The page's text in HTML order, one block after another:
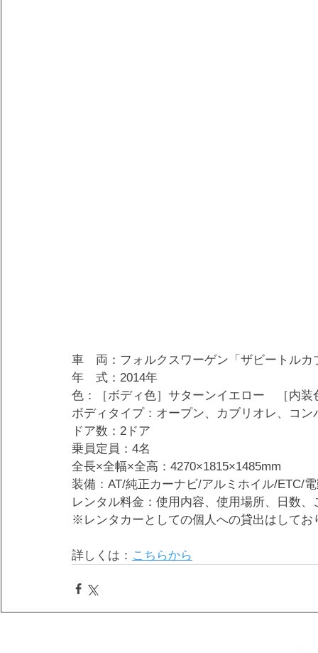
車　両：フォルクスワーゲン「ザビートルカ
年　式：2014年
色：［ボディ色］サターンイエロー　［内装
ボディタイプ：オープン、カブリオレ、コン
ドア数：2ドア
乗員定員：4名
全長×全幅×全高：4270×1815×1485mm
装備：AT/純正カーナビ/アルミホイル/ETC/
レンタル料金：使用内容、使用場所、日数
※レンタカーとしての個人への貸出はしてお
詳しくは： こちらから